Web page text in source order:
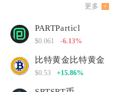
更多
PARTParticl
$0.061 -6.13%
比特黄金比特黄金
$0.53 +15.86%